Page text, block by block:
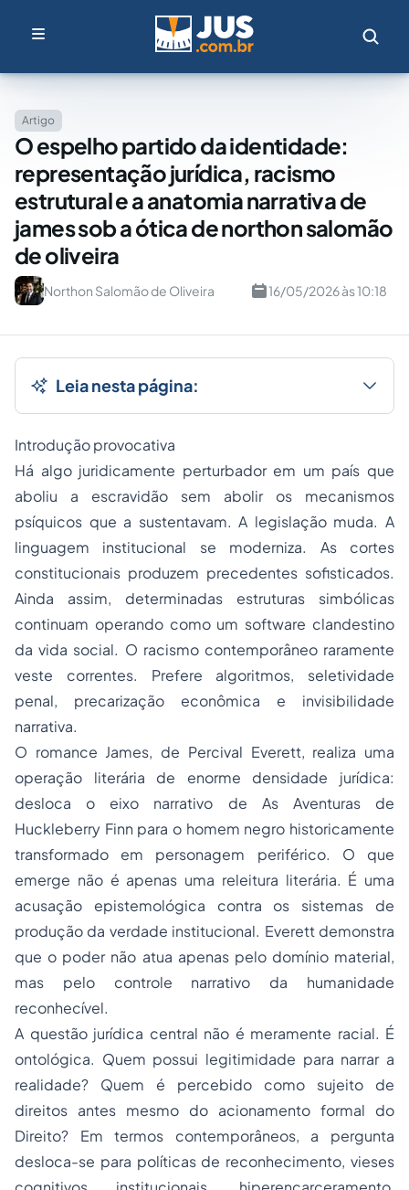
Artigo
O espelho partido da identidade:
representação jurídica, racismo
estrutural e a anatomia narrativa de
james sob a ótica de northon salomão
de oliveira
Northon Salomão de Oliveira 16/05/2026 às 10:18
Leia nesta página:
Introdução provocativa
Há algo juridicamente perturbador em um país que
aboliu a escravidão sem abolir os mecanismos
psíquicos que a sustentavam. A legislação muda. A
linguagem institucional se moderniza. As cortes
constitucionais produzem precedentes sofisticados.
Ainda assim, determinadas estruturas simbólicas
continuam operando como um software clandestino
da vida social. O racismo contemporâneo raramente
veste correntes. Prefere algoritmos, seletividade
penal, precarização econômica e invisibilidade
narrativa.
O romance James, de Percival Everett, realiza uma
operação literária de enorme densidade jurídica:
desloca o eixo narrativo de As Aventuras de
Huckleberry Finn para o homem negro historicamente
transformado em personagem periférico. O que
emerge não é apenas uma releitura literária. É uma
acusação epistemológica contra os sistemas de
produção da verdade institucional. Everett demonstra
que o poder não atua apenas pelo domínio material,
mas pelo controle narrativo da humanidade
reconhecível.
A questão jurídica central não é meramente racial. É
ontológica. Quem possui legitimidade para narrar a
realidade? Quem é percebido como sujeito de
direitos antes mesmo do acionamento formal do
Direito? Em termos contemporâneos, a pergunta
desloca-se para políticas de reconhecimento, vieses